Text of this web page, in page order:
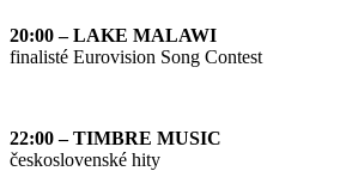
20:00 – LAKE MALAWI
finalisté Eurovision Song Contest
22:00 – TIMBRE MUSIC
československé hity